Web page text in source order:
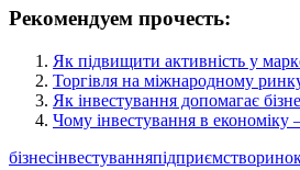
Рекомендуем прочесть:
Як підвищити активність у
Торгівля на міжнародному
Як інвестування допомагає
Чому інвестування в
бізнесінвестуванняпідприємство